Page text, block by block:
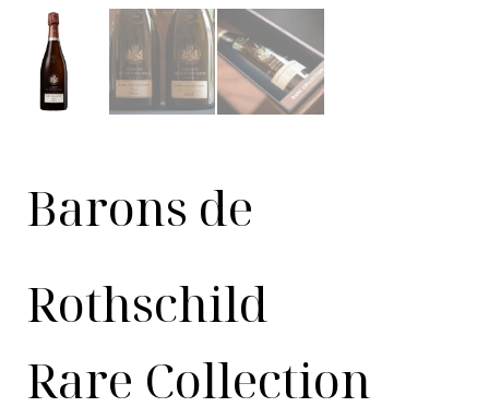
Barons de
Rothschild
Rare Collection